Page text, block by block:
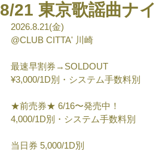
8/21 東京歌謡曲ナイ
2026.8.21(金)
@CLUB CITTA' 川崎
最速早割券→SOLDOUT
¥3,000/1D別・システム手数料別
★前売券★ 6/16〜発売中！
4,000/1D別・システム手数料別
当日券 5,000/1D別